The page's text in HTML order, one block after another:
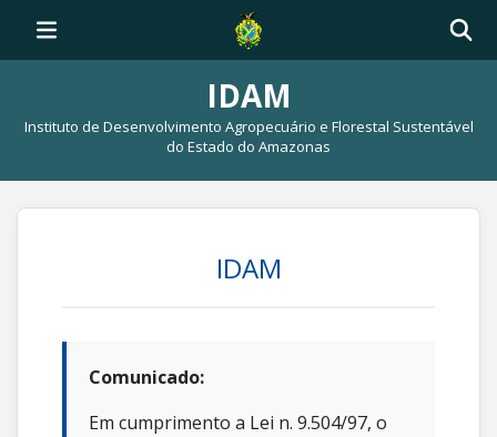
IDAM
Instituto de Desenvolvimento Agropecuário e Florestal Sustentável
do Estado do Amazonas
IDAM
Comunicado:
Em cumprimento a Lei n. 9.504/97, o